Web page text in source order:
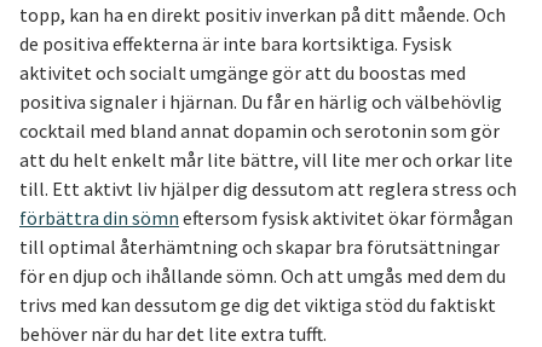
topp, kan ha en direkt positiv inverkan på ditt mående. Och
de positiva effekterna är inte bara kortsiktiga. Fysisk
aktivitet och socialt umgänge gör att du boostas med
positiva signaler i hjärnan. Du får en härlig och välbehövlig
cocktail med bland annat dopamin och serotonin som gör
att du helt enkelt mår lite bättre, vill lite mer och orkar lite
till. Ett aktivt liv hjälper dig dessutom att reglera stress och
förbättra din sömn eftersom fysisk aktivitet ökar förmågan
till optimal återhämtning och skapar bra förutsättningar
för en djup och ihållande sömn. Och att umgås med dem du
trivs med kan dessutom ge dig det viktiga stöd du faktiskt
behöver när du har det lite extra tufft.